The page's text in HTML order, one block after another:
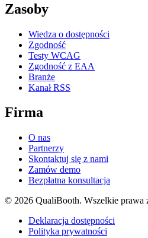
Zasoby
Wiedza o dostępności
Zgodność
Testy WCAG
Zgodność z EAA
Branże
Kanał RSS
Firma
O nas
Partnerzy
Skontaktuj się z nami
Zamów demo
Bezpłatna konsultacja
© 2026 QualiBooth. Wszelkie prawa
Deklaracja dostępności
Polityka prywatności